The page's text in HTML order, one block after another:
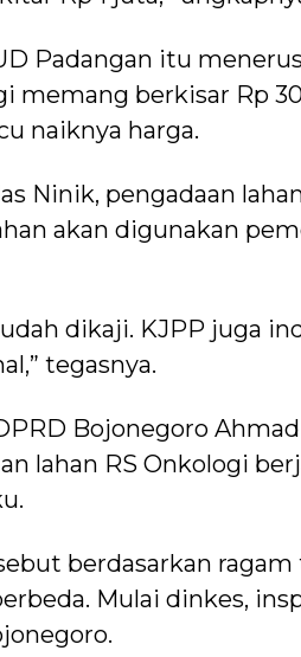
Padangan itu
memang berkisar Rp
naiknya harga.
Ninik, pengadaan
akan digunakan
dikaji. KJPP juga
tegasnya.
Bojonegoro
lahan RS Onkologi
berdasarkan
Mulai dinkes,